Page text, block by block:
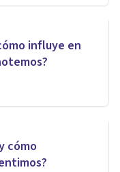
influye en
cómo